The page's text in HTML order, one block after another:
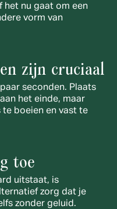
het nu gaat om een
vorm van
zijn cruciaal
seconden. Plaats
het einde, maar
boeien en vast te
toe
uitstaat, is
zorg dat je
zonder geluid.